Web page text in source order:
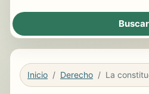
Inicio Derecho La